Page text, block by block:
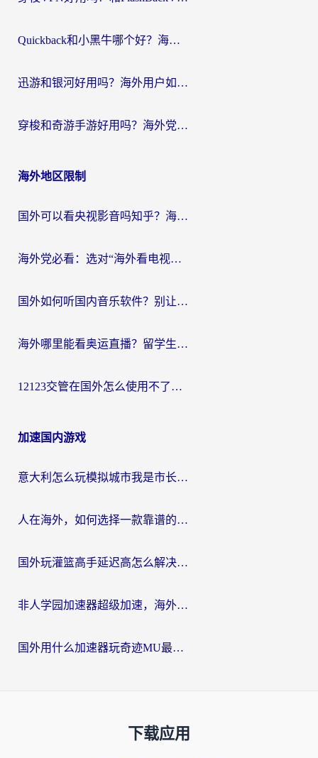
Quickback和小黑牛哪个好？海外党亲测指南，选对回国加速器秒回国内
迅游和银河好用吗？海外用户如何选择回国加速器实现无缝访问国内资源
穿梭和奇游手游好用吗？海外党亲测3款回国加速器，附蜜蜂加速器七天试用攻略
海外地区限制
国外可以看央视影音吗知乎？海外党亲测有效的回国加速方案
海外党必看：选对“海外看电视剧软件”，再也不用愁国内剧刷不了
国外如何听国内音乐软件？别让地域限制，断了你的中文歌单
海外哪里能看奥运直播？留学生&海外华人必看的体育赛事观赛终极指南
12123交管在国外怎么使用不了？海外华人必看的无缝访问国内资源指南
加速国内游戏
意大利怎么玩模拟城市我是市长？海外党国服游戏加速终极攻略（附三国3量子特攻解决办法）
人在海外，如何选择一款靠谱的玩剑灵2加速器？
国外玩灌篮高手延迟高怎么解决？海外玩家国服游戏加速终极指南
非人学园加速器超级加速，海外玩家重返国服的通行证
国外用什么加速器玩奇迹MU最好？2026海外玩家国服游戏加速全攻略
下载应用